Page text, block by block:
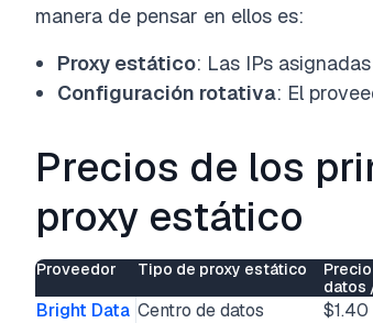
manera de pensar en ellos es:
Proxy estático: Las IPs
Configuración rotativa: El
Precios de los
proxy estático
Proveedor Tipo de proxy estático
datos
Bright Data Centro de datos
$1.40